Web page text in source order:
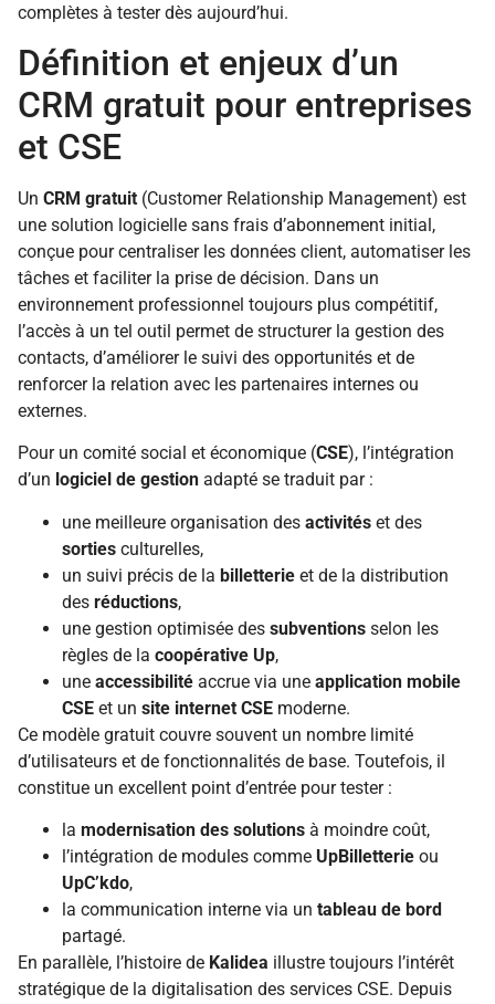
complètes à tester dès aujourd’hui.
Définition et enjeux d’un
CRM gratuit pour entreprises
et CSE
Un CRM gratuit (Customer Relationship Management) est
une solution logicielle sans frais d’abonnement initial,
conçue pour centraliser les données client, automatiser les
tâches et faciliter la prise de décision. Dans un
environnement professionnel toujours plus compétitif,
l’accès à un tel outil permet de structurer la gestion des
contacts, d’améliorer le suivi des opportunités et de
renforcer la relation avec les partenaires internes ou
externes.
Pour un comité social et économique (CSE), l’intégration
d’un logiciel de gestion adapté se traduit par :
une meilleure organisation des activités et des
sorties culturelles,
un suivi précis de la billetterie et de la distribution
des réductions,
une gestion optimisée des subventions selon les
règles de la coopérative Up,
une accessibilité accrue via une application mobile
CSE et un site internet CSE moderne.
Ce modèle gratuit couvre souvent un nombre limité
d’utilisateurs et de fonctionnalités de base. Toutefois, il
constitue un excellent point d’entrée pour tester :
la modernisation des solutions à moindre coût,
l’intégration de modules comme UpBilletterie ou
UpC’kdo,
la communication interne via un tableau de bord
partagé.
En parallèle, l’histoire de Kalidea illustre toujours l’intérêt
stratégique de la digitalisation des services CSE. Depuis